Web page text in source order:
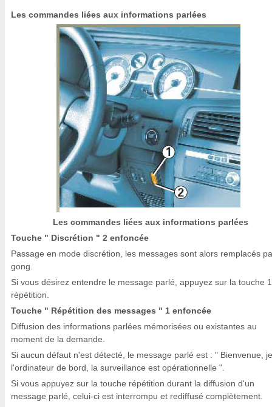
Les commandes liées aux informations parlées
Les commandes liées aux informations parlées
Touche " Discrétion " 2 enfoncée
Passage en mode discrétion, les messages sont alors remplacés
gong.
Si vous désirez entendre le message parlé, appuyez sur la touche 1
répétition.
Touche " Répétition des messages " 1 enfoncée
Diffusion des informations parlées mémorisées ou existantes au
moment de la demande.
Si aucun défaut n'est détecté, le message parlé est : " Bienvenue,
l'ordinateur de bord, la surveillance est opérationnelle ".
Si vous appuyez sur la touche répétition durant la diffusion d'un
message parlé, celui-ci est interrompu et rediffusé complètement.